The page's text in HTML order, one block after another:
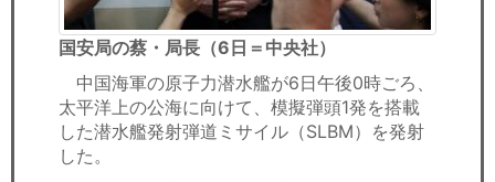
国安局の蔡・局長（6日＝中央社）
中国海軍の原子力潜水艦が6日午後0時ごろ、
太平洋上の公海に向けて、模擬弾頭1発を搭載
した潜水艦発射弾道ミサイル（SLBM）を発射
した。